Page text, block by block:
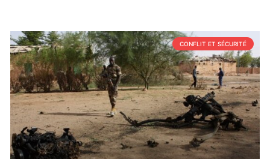
CONFLIT ET SÉCURITÉ